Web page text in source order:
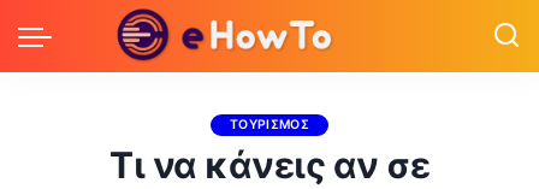
ΤΟΥΡΙΣΜΟΣ
Τι να κάνεις αν σε